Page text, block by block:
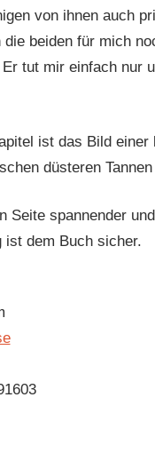
von ihnen auch
die beiden für mich
tut mir einfach nur
ist das Bild
düsteren
Seite spannender
ist dem Buch sicher.